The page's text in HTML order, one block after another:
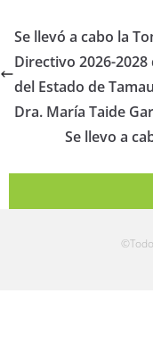
Se llevó a cabo la
Directivo 2026-
del Estado de
Dra. María Taide
Se llevo a